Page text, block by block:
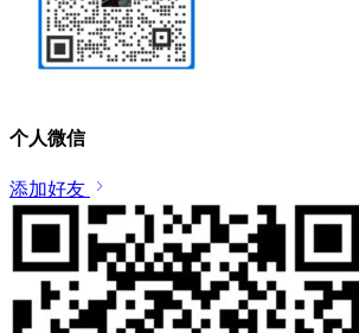
个人微信
添加好友